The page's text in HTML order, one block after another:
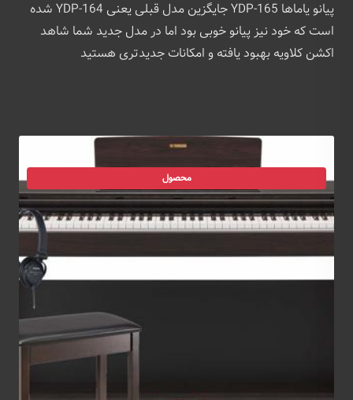
پیانو یاماها YDP-165 جایگزین مدل قبلی یعنی YDP-164 شده
است که خود نیز پیانو خوبی بود اما در مدل جدید شما شاهد
اکشن کلاویه بهبود یافته و امکانات جدیدتری هستید
محصول